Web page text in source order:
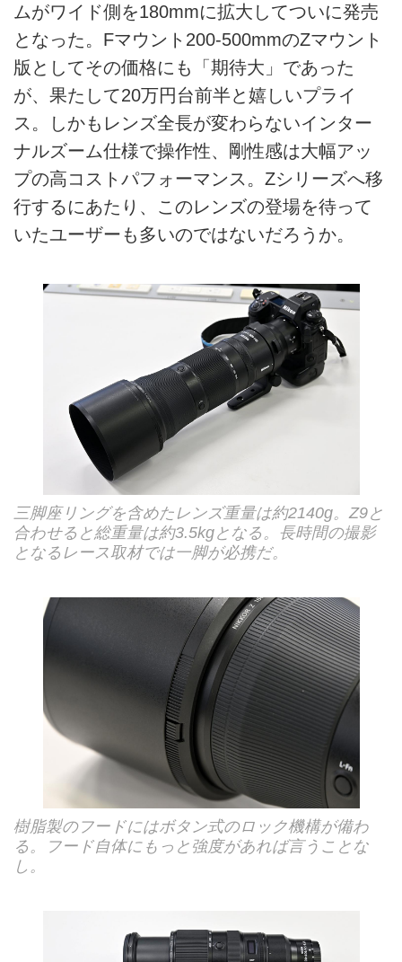
ムがワイド側を180mmに拡大してついに発売
となった。Fマウント200-500mmのZマウント
版としてその価格にも「期待大」であった
が、果たして20万円台前半と嬉しいプライ
ス。しかもレンズ全長が変わらないインター
ナルズーム仕様で操作性、剛性感は大幅アッ
プの高コストパフォーマンス。Zシリーズへ移
行するにあたり、このレンズの登場を待って
いたユーザーも多いのではないだろうか。
三脚座リングを含めたレンズ重量は約2140g。Z9と
合わせると総重量は約3.5kgとなる。長時間の撮影
となるレース取材では一脚が必携だ。
樹脂製のフードにはボタン式のロック機構が備わ
る。フード自体にもっと強度があれば言うことな
し。